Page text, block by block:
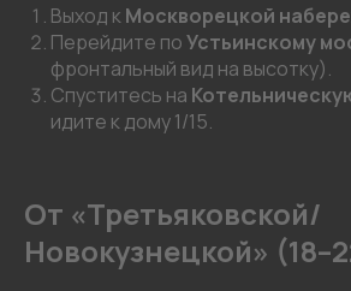
Выход кМоскворецкой
Перейдите поУстьинскому
фронтальный вид на высотку).
Спуститесь на
идите к дому 1/15.
От «Третьяковской/
Новокузнецкой»